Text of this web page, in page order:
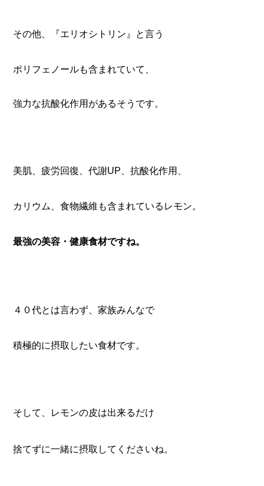
その他、『エリオシトリン』と言う
ポリフェノールも含まれていて、
強力な抗酸化作用があるそうです。
美肌、疲労回復、代謝UP、抗酸化作用、
カリウム、食物繊維も含まれているレモン。
最強の美容・健康食材ですね。
４０代とは言わず、家族みんなで
積極的に摂取したい食材です。
そして、レモンの皮は出来るだけ
捨てずに一緒に摂取してくださいね。